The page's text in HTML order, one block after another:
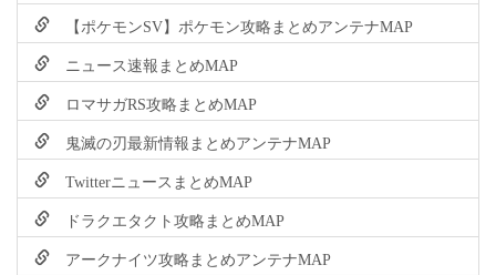
【ポケモンSV】ポケモン攻略まとめアンテナMAP
ニュース速報まとめMAP
ロマサガRS攻略まとめMAP
鬼滅の刃最新情報まとめアンテナMAP
TwitterニュースまとめMAP
ドラクエタクト攻略まとめMAP
アークナイツ攻略まとめアンテナMAP